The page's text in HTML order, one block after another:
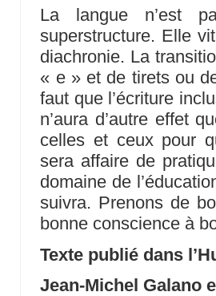
La langue n’est
superstructure. Elle
diachronie. La
« e » et de tirets ou
faut que l’écriture
n’aura d’autre effet
celles et ceux pour
sera affaire de
domaine de
suivra. Prenons de
bonne conscience à
Texte publié dans
Jean-Michel Galano